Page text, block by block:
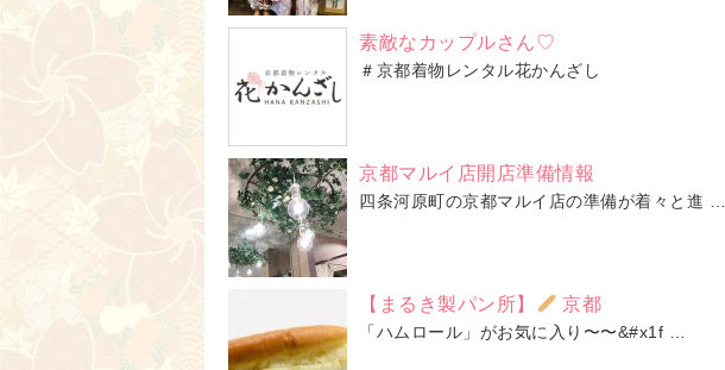
素敵なカップルさん♡
＃京都着物レンタル花かんざし
京都マルイ店開店準備情報
四条河原町の京都マルイ店の準備が着々と進 …
【まるき製パン所】 京都
「ハムロール」がお気に入り〜〜&#x1f …